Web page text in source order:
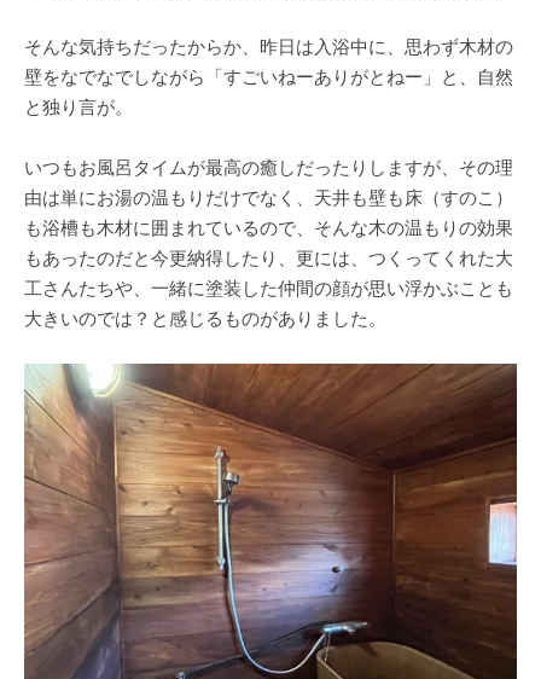
そんな気持ちだったからか、昨日は入浴中に、思わず木材の
壁をなでなでしながら「すごいねーありがとねー」と、自然
と独り言が。
いつもお風呂タイムが最高の癒しだったりしますが、その理
由は単にお湯の温もりだけでなく、天井も壁も床（すのこ）
も浴槽も木材に囲まれているので、そんな木の温もりの効果
もあったのだと今更納得したり、更には、つくってくれた大
工さんたちや、一緒に塗装した仲間の顔が思い浮かぶことも
大きいのでは？と感じるものがありました。